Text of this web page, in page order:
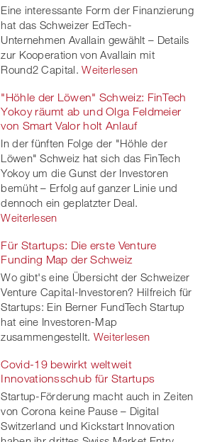
Eine interessante Form der Finanzierung
hat das Schweizer EdTech-
Unternehmen Avallain gewählt – Details
zur Kooperation von Avallain mit
Round2 Capital. Weiterlesen
"Höhle der Löwen" Schweiz: FinTech
Yokoy räumt ab und Olga Feldmeier
von Smart Valor holt Anlauf
In der fünften Folge der "Höhle der
Löwen" Schweiz hat sich das FinTech
Yokoy um die Gunst der Investoren
bemüht – Erfolg auf ganzer Linie und
dennoch ein geplatzter Deal.
Weiterlesen
Für Startups: Die erste Venture
Funding Map der Schweiz
Wo gibt's eine Übersicht der Schweizer
Venture Capital-Investoren? Hilfreich für
Startups: Ein Berner FundTech Startup
hat eine Investoren-Map
zusammengestellt. Weiterlesen
Covid-19 bewirkt weltweit
Innovationsschub für Startups
Startup-Förderung macht auch in Zeiten
von Corona keine Pause – Digital
Switzerland und Kickstart Innovation